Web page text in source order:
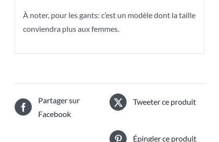
À noter, pour les gants: c’est un modèle dont la taille
conviendra plus aux femmes.
Partager sur
Facebook
Tweeter ce produit
Épingler ce produit